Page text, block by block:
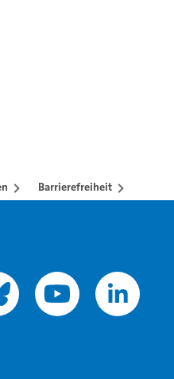
Barrierefreiheit